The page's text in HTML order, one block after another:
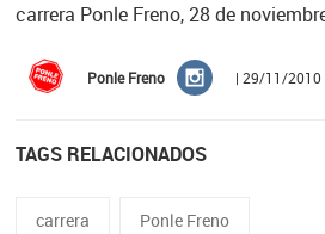
carrera Ponle Freno, 28 de
Ponle Freno | 29/11/2010
TAGS RELACIONADOS
carrera Ponle Freno